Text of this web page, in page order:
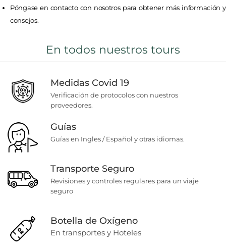
Póngase en contacto con nosotros para obtener más información y
consejos.
En todos nuestros tours
Medidas Covid 19
Verificación de protocolos con nuestros
proveedores.
Guías
Guías en Ingles / Español y otras idiomas.
Transporte Seguro
Revisiones y controles regulares para un viaje
seguro
Botella de Oxígeno
En transportes y Hoteles